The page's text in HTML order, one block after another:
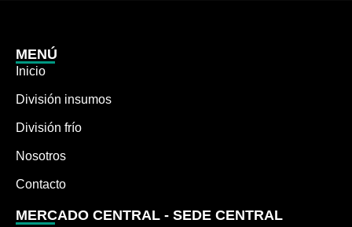
MENÚ
Inicio
División insumos
División frío
Nosotros
Contacto
MERCADO CENTRAL - SEDE CENTRAL